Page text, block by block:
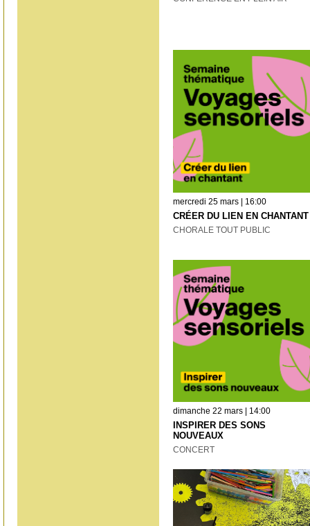
mercredi 25 mars | 16:00
CRÉER DU LIEN EN CHANTANT
CHORALE TOUT PUBLIC
dimanche 22 mars | 14:00
INSPIRER DES SONS
NOUVEAUX
CONCERT